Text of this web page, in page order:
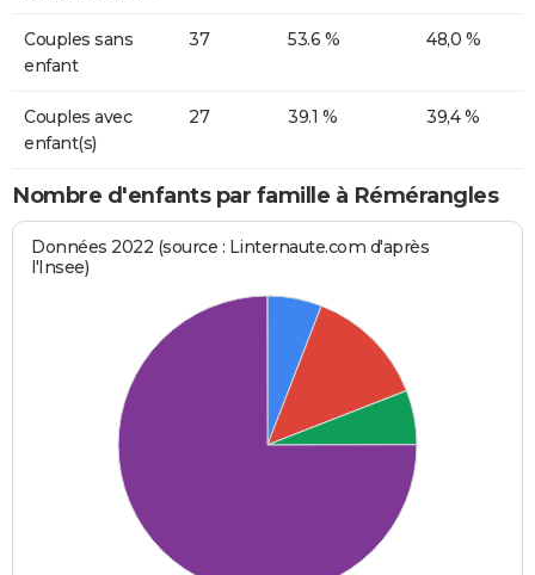
Couples sans
enfant
37 53.6 % 48,0 %
Couples avec
enfant(s)
27 39.1 % 39,4 %
Nombre d'enfants par famille à Rémérangles
Données 2022 (source : Linternaute.com d'après
l'Insee)